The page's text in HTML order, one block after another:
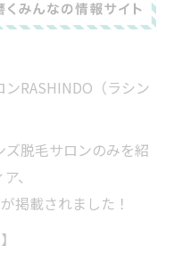
つながる時代へ
料カウンセリング
RASHINDO（ラシン
脱毛サロンのみを紹
、
掲載されました！